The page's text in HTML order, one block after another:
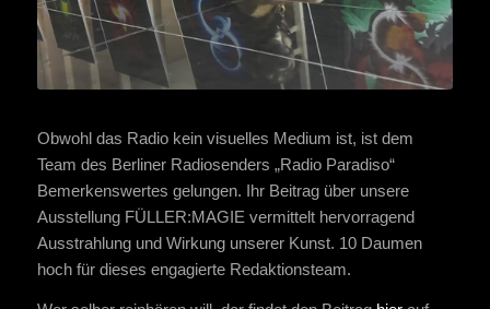
Obwohl das Radio kein visuelles Medium ist, ist dem
Team des Berliner Radiosenders „Radio Paradiso“
Bemerkenswertes gelungen. Ihr Beitrag über unsere
Ausstellung FÜLLER:MAGIE vermittelt hervorragend
Ausstrahlung und Wirkung unserer Kunst. 10 Daumen
hoch für dieses engagierte Redaktionsteam.